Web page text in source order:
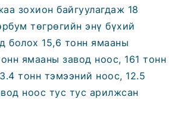
зохион байгуулагдаж 18
төгрөгийн энү бүхий
болох 15,6 тонн ямааны
ямааны завод ноос, 161 тонн
тонн тэмээний ноос, 12.5
ноос тус тус арилжсан